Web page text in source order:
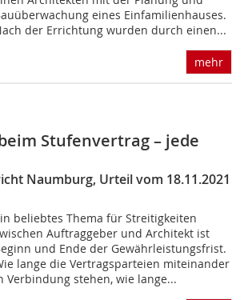
eines Einfamilienhauses.
der Errichtung wurden durch einen...
mehr
Stufenvertrag – jede
Naumburg, Urteil vom 18.11.2021
beliebtes Thema für Streitigkeiten
Auftraggeber und Architekt ist
und Ende der Gewährleistungsfrist.
lange die Vertragsparteien miteinander
Verbindung stehen, wie lange...